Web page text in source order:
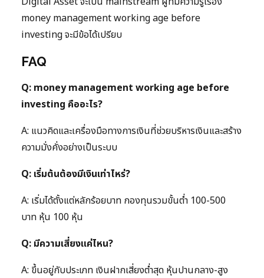
money management working age before
investing จะมีข้อได้เปรียบ
FAQ
Q: money management working age before
investing คืออะไร?
A: แนวคิดและเครื่องมือทางการเงินที่ช่วยบริหารเงินและสร้าง
ความมั่งคั่งอย่างเป็นระบบ
Q: เริ่มต้นต้องมีเงินเท่าไหร่?
A: เริ่มได้ตั้งแต่หลักร้อยบาท กองทุนรวมขั้นต่ำ 100-500
บาท หุ้น 100 หุ้น
Q: มีความเสี่ยงแค่ไหน?
A: ขึ้นอยู่กับประเภท เงินฝากเสี่ยงต่ำสุด หุ้นปานกลาง-สูง